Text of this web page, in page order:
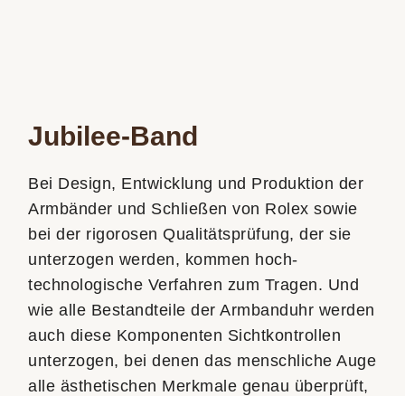
Jubilee-Band
Bei Design, Entwicklung und Produktion der
Armbänder und Schließen von Rolex sowie
bei der rigorosen Qualitätsprüfung, der sie
unterzogen werden, kommen hoch­
technologische Verfahren zum Tragen. Und
wie alle Bestandteile der Armbanduhr werden
auch diese Komponenten Sichtkontrollen
unterzogen, bei denen das menschliche Auge
alle ästhetischen Merkmale genau überprüft,